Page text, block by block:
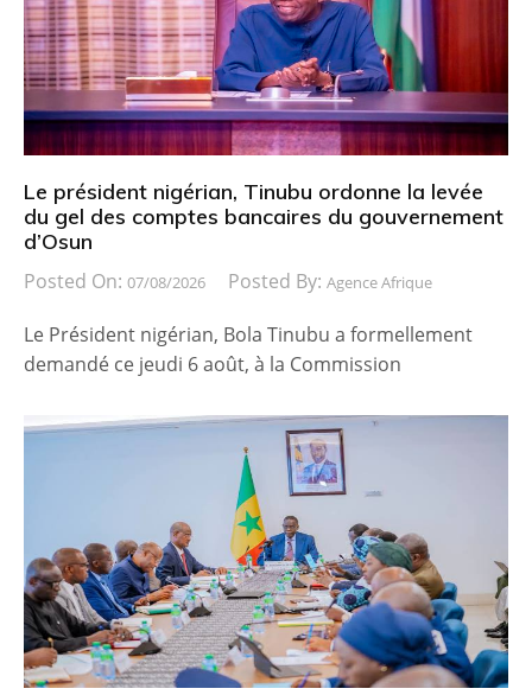
Le président nigérian, Tinubu ordonne la levée
du gel des comptes bancaires du gouvernement
d’Osun
Posted On: 07/08/2026 Posted By: Agence Afrique
Le Président nigérian, Bola Tinubu a formellement
demandé ce jeudi 6 août, à la Commission